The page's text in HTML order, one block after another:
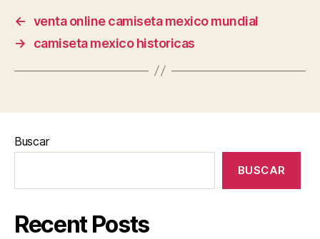
← venta online camiseta mexico mundial
→
camiseta mexico historicas
Buscar
BUSCAR
Recent Posts